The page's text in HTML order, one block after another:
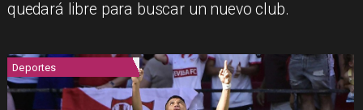
quedará libre para buscar un nuevo club.
Deportes